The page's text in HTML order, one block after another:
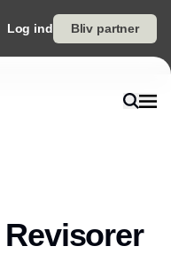
Log ind Bliv partner